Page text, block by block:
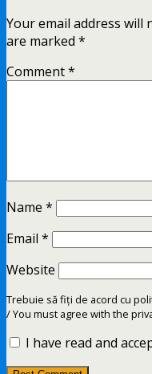
Your email address will
are marked *
Comment*
Name *
Email *
Website
Trebuie să fiți de acord cu
/ You must agree with the
I have read and